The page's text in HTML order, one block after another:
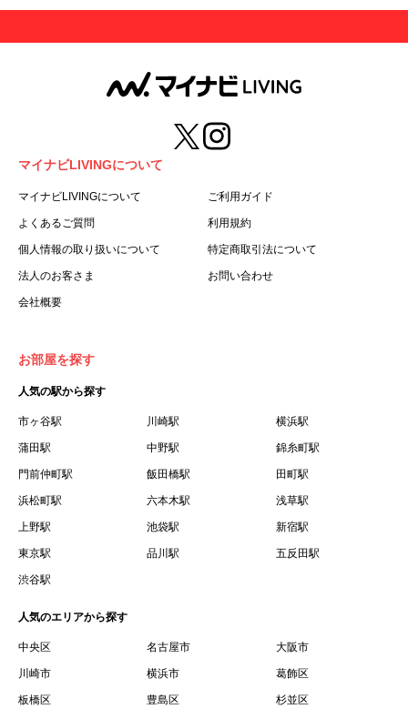
用することはできません。
第３条（用語の定義）
１.「本サ―ビス」とは、第１章第１条で規定する当社が運
営するマイナビLIVINGを意味します。
２.「利用者」とは、第１章第２条に規定する本サービスを
利用する個人を意味します。
３.「本サイト」とは、当社が運営する本サービスに関する
ます。
５.「会員」とは、第２章第１条に基づき会員登録が完了し
た個人を意味します。
録した情報、本サービス利用中に当社が登録を求めた情報
った場合の当該情報を意味します。
７.「本会員制度」とは、会員による本サービスの利用の促
進を目的とした会員制度を意味します。
借契約書およびオプション注文書を意味します。
９.「契約期間開始日」とは、定期建物賃貸借契約（以下
「賃貸借契約」と言います）の開始日のことで、利用者の
賃借権が発生する日を意味します。
するために、選んだ物件を保留することを意味します。
１１.「予約情報」とは、物件を予約するために必要な当社
所定の情報を意味します。物件情報や期間、オプション等
マイナビLIVINGについて
マイナビLIVINGについて ご利用ガイド
よくあるご質問 利用規約
個人情報の取り扱いについて 特定商取引法について
法人のお客さま お問い合わせ
会社概要
お部屋を探す
人気の駅から探す
市ヶ谷駅 川崎駅 横浜駅
蒲田駅 中野駅 錦糸町駅
門前仲町駅 飯田橋駅 田町駅
浜松町駅 六本木駅 浅草駅
上野駅 池袋駅 新宿駅
東京駅 品川駅 五反田駅
渋谷駅
人気のエリアから探す
中央区 名古屋市 大阪市
川崎市 横浜市 葛飾区
板橋区 豊島区 杉並区